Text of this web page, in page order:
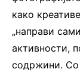
како
„направи
активности,
содржини. Со